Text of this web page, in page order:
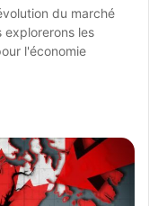
du marché
explorerons les
l'économie